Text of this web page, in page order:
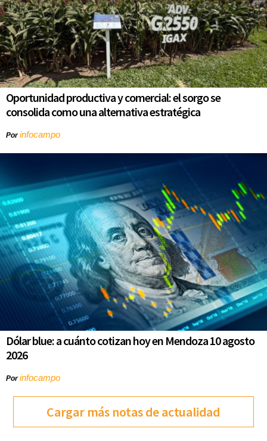
Oportunidad productiva y comercial: el sorgo se
consolida como una alternativa estratégica
Porinfocampo
Dólar blue: a cuánto cotizan hoy en Mendoza 10 agosto
2026
Porinfocampo
Cargar más notas de actualidad